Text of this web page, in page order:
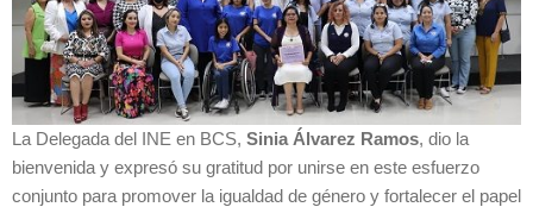
La Delegada del INE en BCS, Sinia Álvarez Ramos, dio la
bienvenida y expresó su gratitud por unirse en este esfuerzo
conjunto para promover la igualdad de género y fortalecer el papel